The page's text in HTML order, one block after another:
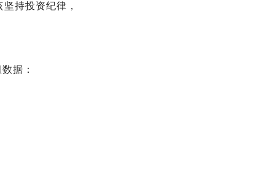
持投资纪律，
据：